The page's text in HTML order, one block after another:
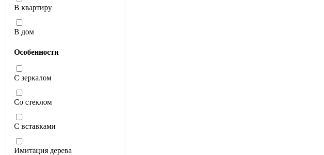
В квартиру
В дом
Особенности
С зеркалом
Со стеклом
С вставками
Имитация дерева